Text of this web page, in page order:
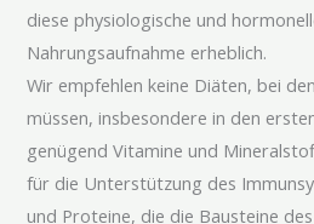
diese physiologische und
Nahrungsaufnahme erheblich.
Wir empfehlen keine Diäten, bei
müssen, insbesondere in den
genügend Vitamine und
für die Unterstützung des
und Proteine, die die Bausteine